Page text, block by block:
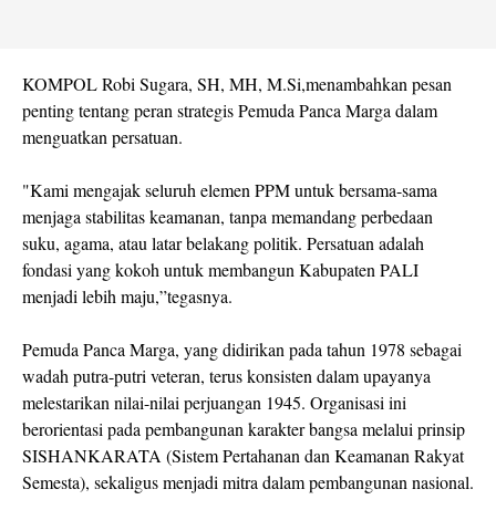
KOMPOL Robi Sugara, SH, MH, M.Si,menambahkan pesan
penting tentang peran strategis Pemuda Panca Marga dalam
menguatkan persatuan.
"Kami mengajak seluruh elemen PPM untuk bersama-sama
menjaga stabilitas keamanan, tanpa memandang perbedaan
suku, agama, atau latar belakang politik. Persatuan adalah
fondasi yang kokoh untuk membangun Kabupaten PALI
menjadi lebih maju,”tegasnya.
Pemuda Panca Marga, yang didirikan pada tahun 1978 sebagai
wadah putra-putri veteran, terus konsisten dalam upayanya
melestarikan nilai-nilai perjuangan 1945. Organisasi ini
berorientasi pada pembangunan karakter bangsa melalui prinsip
SISHANKARATA (Sistem Pertahanan dan Keamanan Rakyat
Semesta), sekaligus menjadi mitra dalam pembangunan nasional.